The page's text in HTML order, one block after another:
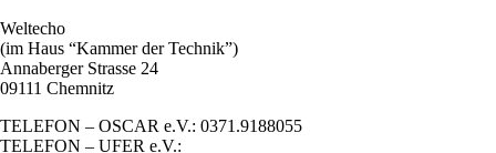
Weltecho
(im Haus “Kammer der Technik”)
Annaberger Strasse 24
09111 Chemnitz
TELEFON – OSCAR e.V.: 0371.9188055
TELEFON – UFER e.V.: